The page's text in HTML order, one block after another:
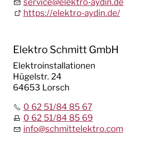
service@elektro-aydin.de
https://elektro-aydin.de/
Elektro Schmitt GmbH
Elektroinstallationen
Hügelstr. 24
64653 Lorsch
0 62 51/84 85 67
0 62 51/84 85 69
info@schmittelektro.com